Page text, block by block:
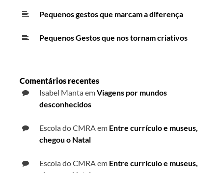
Pequenos gestos que marcam a diferença
Pequenos Gestos que nos tornam criativos
Comentários recentes
Isabel MantaemViagens por mundos
desconhecidos
Escola do CMRA em Entre currículo e museus,
chegou o Natal
Escola do CMRA em Entre currículo e museus,